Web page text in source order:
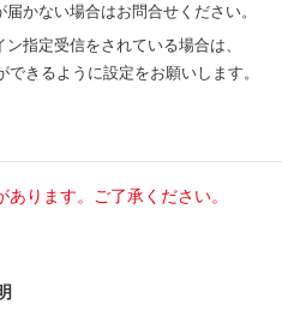
かない場合はお問合せください。
指定受信をされている場合は、
できるように設定をお願いします。
ります。ご了承ください。